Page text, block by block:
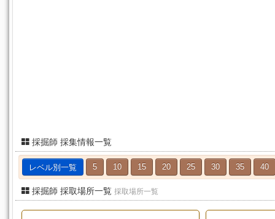
採掘師 採集情報一覧
レベル別一覧 5 10 15 20 25 30 35 40
採掘師 採取場所一覧 採取場所一覧